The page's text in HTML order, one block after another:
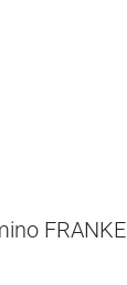
FRANKE